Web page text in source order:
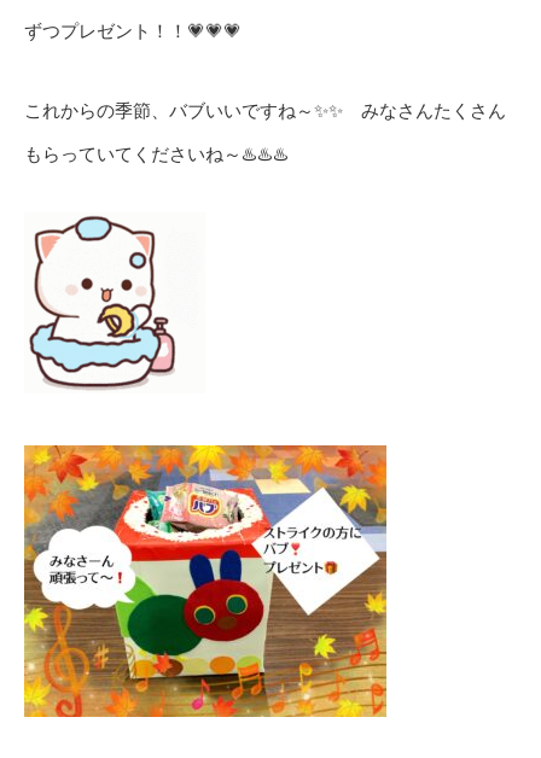
ずつプレゼント！！💗💗💗
これからの季節、バブいいですね～✨✨ みなさんたくさん
もらっていてくださいね～♨️♨️♨️